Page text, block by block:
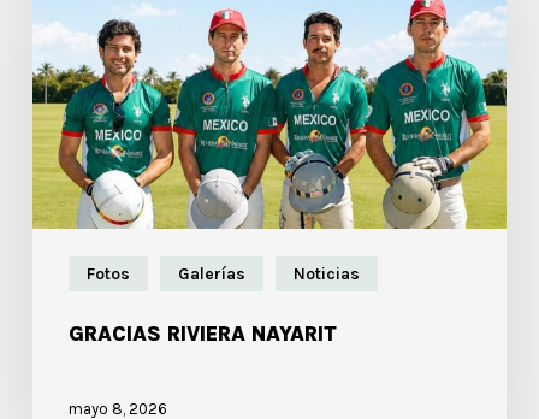
Fotos Galerías Noticias
GRACIAS RIVIERA NAYARIT
mayo 8, 2026